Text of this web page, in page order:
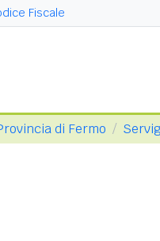
Fiscale
di Fermo